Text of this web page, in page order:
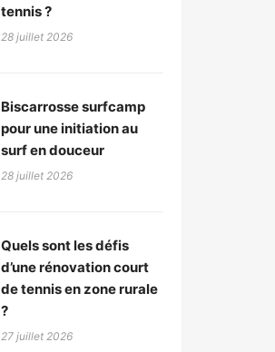
tennis ?
28 juillet 2026
Biscarrosse surfcamp
pour une initiation au
surf en douceur
28 juillet 2026
Quels sont les défis
d’une rénovation court
de tennis en zone rurale
?
27 juillet 2026